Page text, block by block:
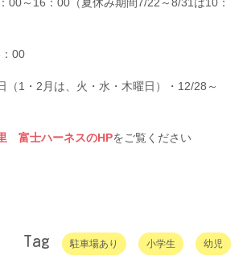
00
1・2月は、火・水・木曜日）・12/28～
富士ハーネスのHPをご覧ください
Tag 駐車場あり 小学生 幼児